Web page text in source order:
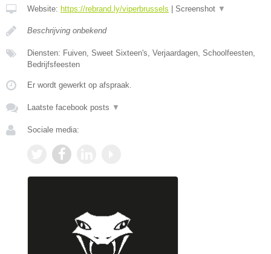
Website: https://rebrand.ly/viperbrussels Screenshot ▼
Beschrijving onbekend
Diensten: Fuiven, Sweet Sixteen's, Verjaardagen, Schoolfeesten,
Bedrijfsfeesten
Er wordt gewerkt op afspraak.
Laatste facebook posts ▼
Sociale media: